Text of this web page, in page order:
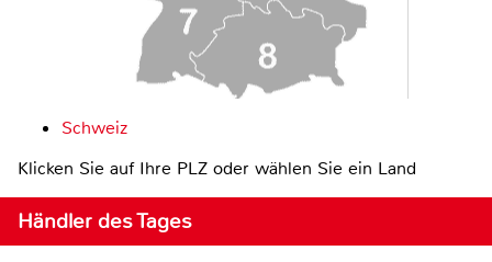
Schweiz
Klicken Sie auf Ihre PLZ oder wählen Sie ein Land
Händler des Tages